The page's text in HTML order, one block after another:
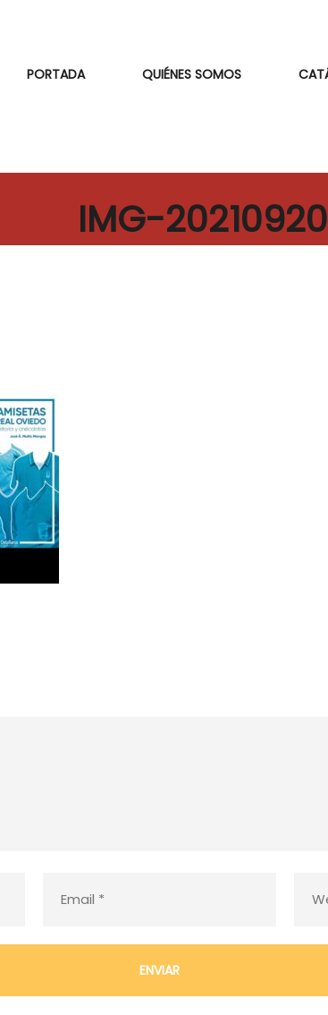
PORTADA QUIÉNES SOMOS
IMG-